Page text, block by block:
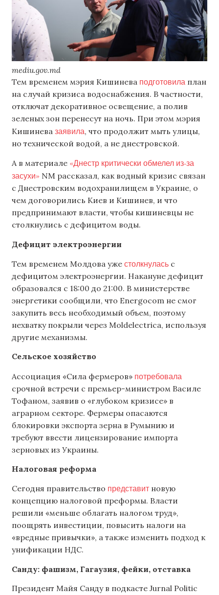
mediu.gov.md
Тем временем мэрия Кишинева подготовила план
на случай кризиса водоснабжения. В частности,
отключат декоративное освещение, а полив
зеленых зон перенесут на ночь. При этом мэрия
Кишинева заявила, что продолжит мыть улицы,
но технической водой, а не днестровской.
А в материале «Днестр критически обмелел из-за
засухи» NM рассказал, как водный кризис связан
с Днестровским водохранилищем в Украине, о
чем договорились Киев и Кишинев, и что
предпринимают власти, чтобы кишиневцы не
столкнулись с дефицитом воды.
Дефицит электроэнергии
Тем временем Молдова уже столкнулась с
дефицитом электроэнергии. Накануне дефицит
образовался с 18:00 до 21:00. В министерстве
энергетики сообщили, что Energocom не смог
закупить весь необходимый объем, поэтому
нехватку покрыли через Moldelectrica, используя
другие механизмы.
Сельское хозяйство
Ассоциация «Сила фермеров» потребовала
срочной встречи с премьер-министром Василе
Тофаном, заявив о «глубоком кризисе» в
аграрном секторе. Фермеры опасаются
блокировки экспорта зерна в Румынию и
требуют ввести лицензирование импорта
зерновых из Украины.
Налоговая реформа
Сегодня правительство представит новую
концепцию налоговой преформы. Власти
решили «меньше облагать налогом труд»,
поощрять инвестиции, повысить налоги на
«вредные привычки», а также изменить подход к
унификации НДС.
Санду: фашизм, Гагаузия, фейки, отставка
Президент Майя Санду в подкасте Jurnal Politic